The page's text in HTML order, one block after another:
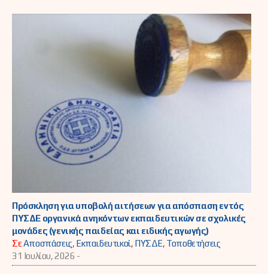
Πρόσκληση για υποβολή αιτήσεων για απόσπαση εντός
ΠΥΣΔΕ οργανικά ανηκόντων εκπαιδευτικών σε σχολικές
μονάδες (γενικής παιδείας και ειδικής αγωγής)
ΣεΑποσπάσεις, Εκπαιδευτικοί, ΠΥΣΔΕ, Τοποθετήσεις
31 Ιουλίου, 2026 -